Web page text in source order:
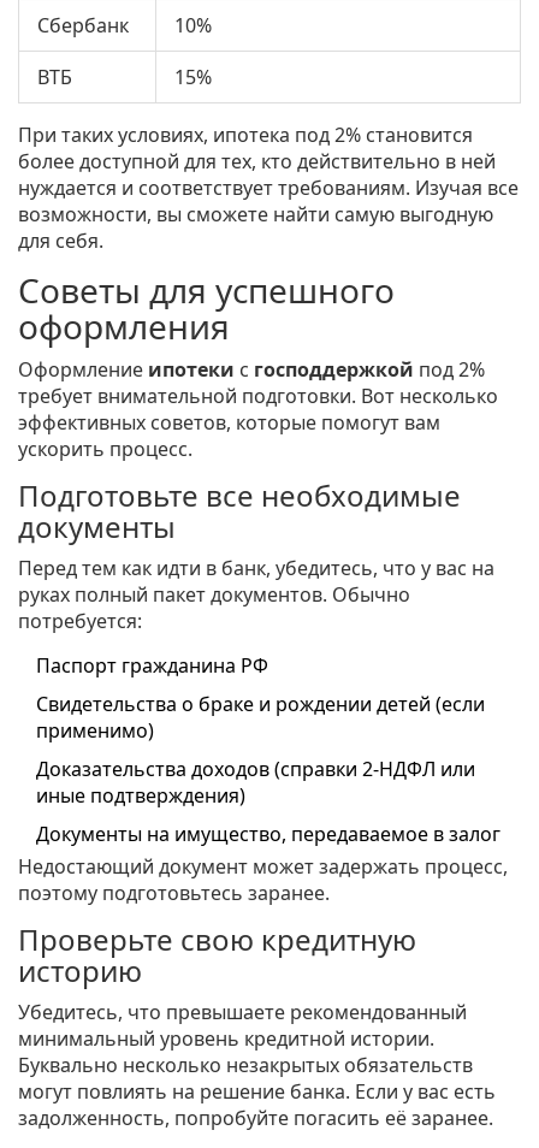
Сбербанк
10%
ВТБ
15%
При таких условиях, ипотека под 2% становится
более доступной для тех, кто действительно в ней
нуждается и соответствует требованиям. Изучая все
возможности, вы сможете найти самую выгодную
для себя.
Советы для успешного
оформления
Оформление ипотеки с господдержкой под 2%
требует внимательной подготовки. Вот несколько
эффективных советов, которые помогут вам
ускорить процесс.
Подготовьте все необходимые
документы
Перед тем как идти в банк, убедитесь, что у вас на
руках полный пакет документов. Обычно
потребуется:
Паспорт гражданина РФ
Свидетельства о браке и рождении детей (если
применимо)
Доказательства доходов (справки 2-НДФЛ или
иные подтверждения)
Документы на имущество, передаваемое в залог
Недостающий документ может задержать процесс,
поэтому подготовьтесь заранее.
Проверьте свою кредитную
историю
Убедитесь, что превышаете рекомендованный
минимальный уровень кредитной истории.
Буквально несколько незакрытых обязательств
могут повлиять на решение банка. Если у вас есть
задолженность, попробуйте погасить её заранее.